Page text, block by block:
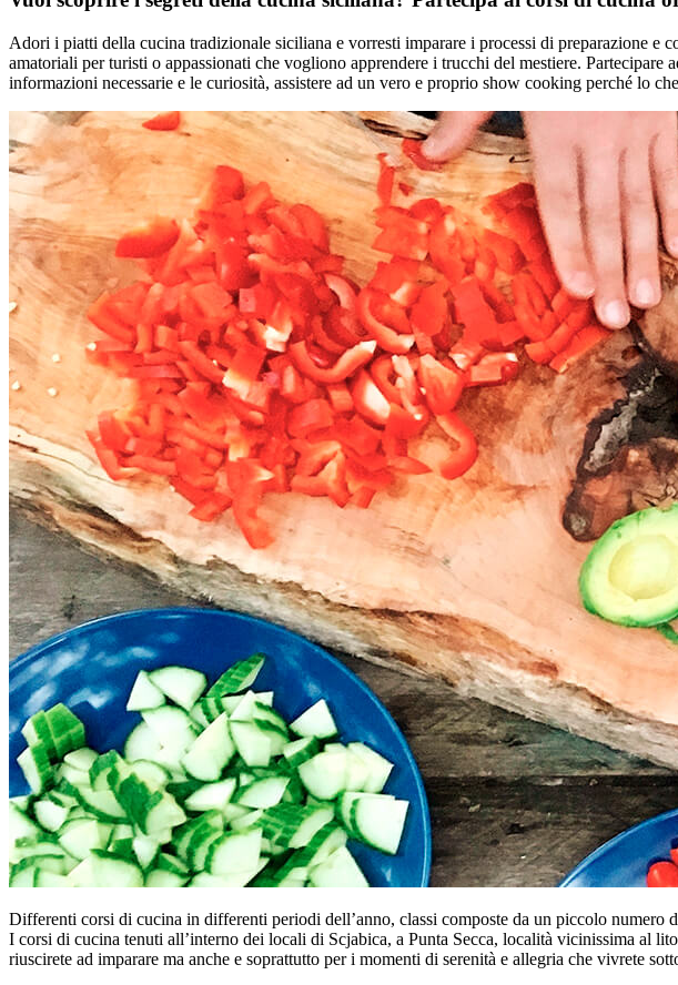
Adori i piatti della cucina tradizionale siciliana e vorresti imparare i processi di preparazione
amatoriali per turisti o appassionati che vogliono apprendere i trucchi del mestiere.
informazioni necessarie e le curiosità, assistere ad un vero e proprio show cooking perché lo
Differenti corsi di cucina in differenti periodi dell’anno, classi composte da un piccolo numero
I corsi di cucina tenuti all’interno dei locali di Scjabica, a Punta Secca, località vicinissima al
riuscirete ad imparare ma anche e soprattutto per i momenti di serenità e allegria che vivrete